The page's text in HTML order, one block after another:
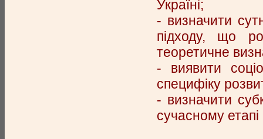
Україні;
- визначити
підходу, що
теоретичне
- виявити
специфіку
- визначити
сучасному етапі